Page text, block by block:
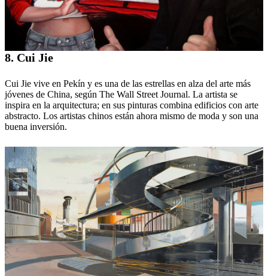
8. Cui Jie
Cui Jie vive en Pekín y es una de las estrellas en alza del arte más
jóvenes de China, según The Wall Street Journal. La artista se
inspira en la arquitectura; en sus pinturas combina edificios con arte
abstracto. Los artistas chinos están ahora mismo de moda y son una
buena inversión.